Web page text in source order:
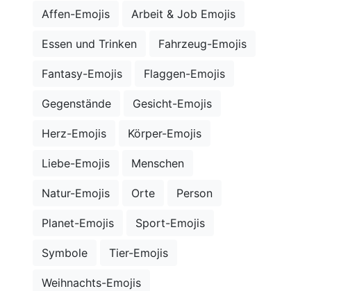
Affen-Emojis Arbeit & Job Emojis
Essen und Trinken Fahrzeug-Emojis
Fantasy-Emojis Flaggen-Emojis
Gegenstände Gesicht-Emojis
Herz-Emojis Körper-Emojis
Liebe-Emojis Menschen
Natur-Emojis Orte Person
Planet-Emojis Sport-Emojis
Symbole Tier-Emojis
Weihnachts-Emojis